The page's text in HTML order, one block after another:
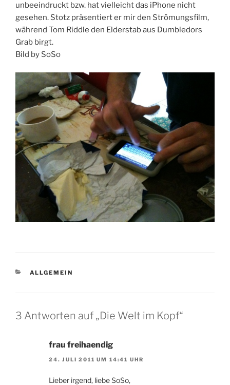
unbeeindruckt bzw. hat vielleicht das iPhone nicht
gesehen. Stotz präsentiert er mir den Strömungsfilm,
während Tom Riddle den Elderstab aus Dumbledors
Grab birgt.
Bild by SoSo
KATEGORIEN
ALLGEMEIN
3 Antworten auf „Die Welt im Kopf“
frau freihaendig
24. JULI 2011 UM 14:41 UHR
Lieber irgend, liebe SoSo,